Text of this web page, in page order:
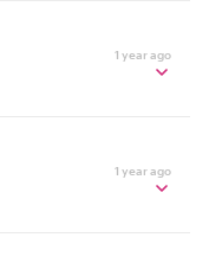
1 year ago
1 year ago